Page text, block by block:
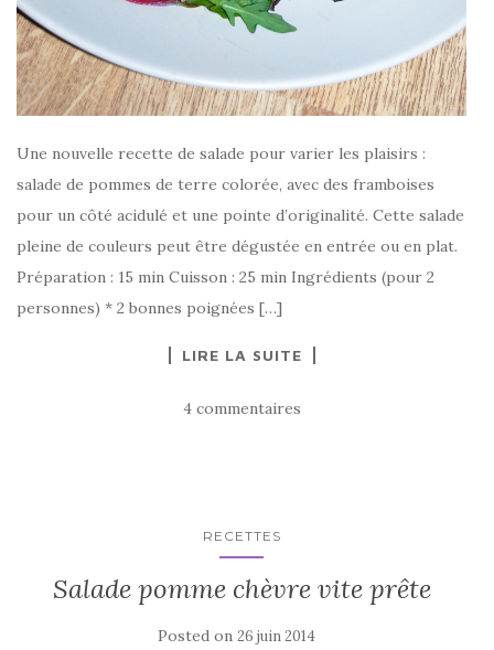
Une nouvelle recette de salade pour varier les plaisirs :
salade de pommes de terre colorée, avec des framboises
pour un côté acidulé et une pointe d’originalité. Cette salade
pleine de couleurs peut être dégustée en entrée ou en plat.
Préparation : 15 min Cuisson : 25 min Ingrédients (pour 2
personnes) * 2 bonnes poignées […]
LIRE LA SUITE
4 commentaires
RECETTES
Salade pomme chèvre vite prête
Posted on 26 juin 2014